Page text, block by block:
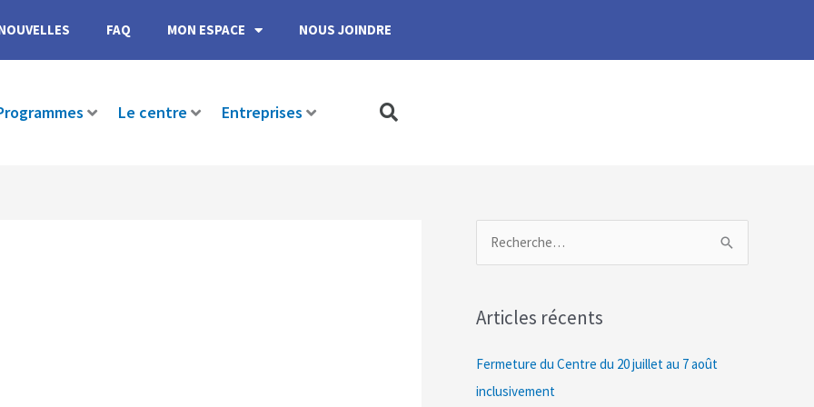
FAQ MON ESPACE NOUS JOINDRE
Le centre Entreprises
h
e
r
Articles récents
Fermeture du Centre du 20 juillet au 7 août
inclusivement